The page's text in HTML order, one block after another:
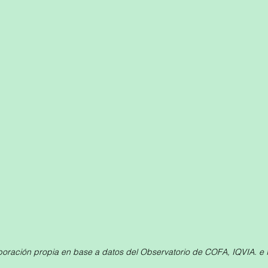
propia en base a datos del Observatorio de COFA, IQVIA. e